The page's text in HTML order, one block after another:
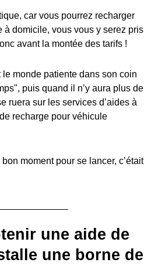
car vous pourrez recharger
à domicile, vous vous y serez pris
avant la montée des tarifs !
le monde patiente dans son coin
puis quand il n’y aura plus de
ruera sur les services d’aides à
recharge pour véhicule
moment pour se lancer, c’était
une aide de
une borne de